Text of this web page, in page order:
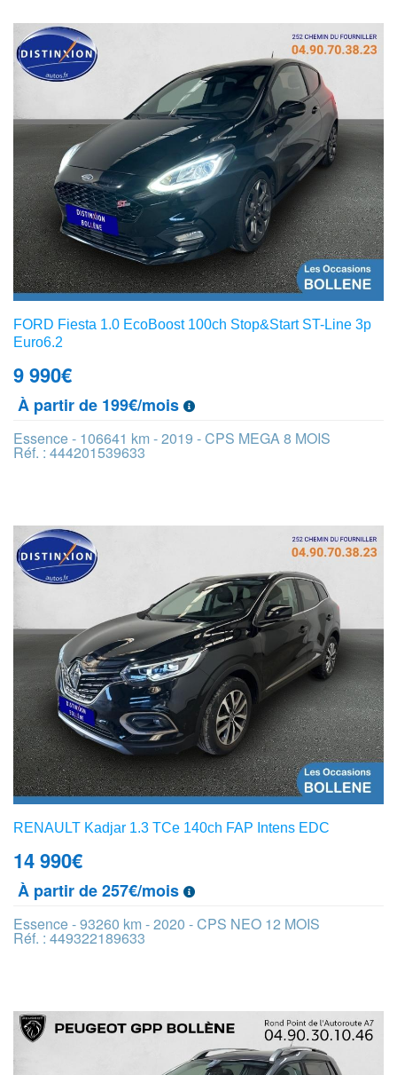
FORD Fiesta 1.0 EcoBoost 100ch Stop&Start ST-Line 3p
Euro6.2
9 990€
À partir de 199€/mois
Essence - 106641 km - 2019 - CPS MEGA 8 MOIS
Réf. : 444201539633
RENAULT Kadjar 1.3 TCe 140ch FAP Intens EDC
14 990€
À partir de 257€/mois
Essence - 93260 km - 2020 - CPS NEO 12 MOIS
Réf. : 449322189633